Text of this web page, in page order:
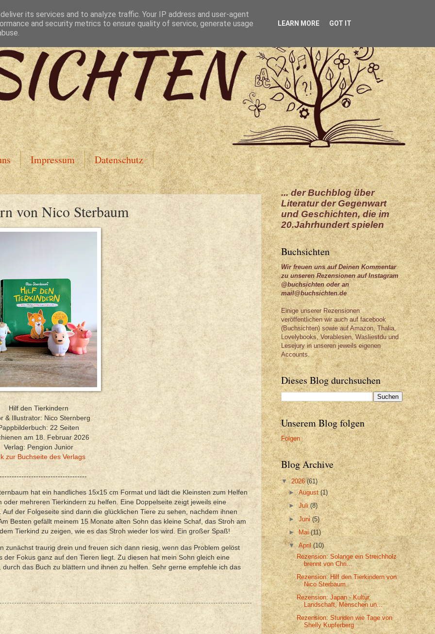
Impressum Datenschutz
von Nico Sterbaum
Hilf den Tierkindern
& Illustrator: Nico Sternberg
22 Seiten
am 18. Februar 2026
Verlag: Pengion Junior
zur Buchseite des Verlags
hat ein handliches 15x15 cm Format und lädt die Kleinsten zum Helfen
mehreren Tierkindern zu helfen. Eine Doppelseite zeigt jeweils eine
der Folgeseite sind dann die glücklichen Tiere zu sehen, nachdem ihnen
Besten gefällt meinem 15 Monate alten Sohn das kleine Schaf, das Stroh am
Tierkind zu zeigen, wie es das Stroh wieder los wird. Ein großer Spaß!
zunächst traurig drein und freuen sich dann riesig, wenn das Problem gelöst
Fokus ganz auf den Tieren liegt. Zu diesen hat mein Sohn gleich eine
das Buch zu blättern und ihnen zu helfen. Sehr gerne empfehle ich das
... der Buchblog über
Literatur der Gegenwart
und Geschichten, die im
20.Jahrhundert spielen
Buchsichten
Wir freuen uns auf Deinen Kommentar
zu unseren Rezensionen auf Instagram
@buchsichten oder an
mail@buchsichten.de
Einige unserer Rezensionen
veröffentlichen wir auch auf facebook
(Buchsichten) sowie auf Amazon, Thalia,
Lovelybooks, Vorablesen, Wasliestdu und
Lesejury in unseren jeweils eigenen
Accounts.
Dieses Blog durchsuchen
Unserem Blog folgen
Folgen
Blog Archive
▼2026(61)
►August(1)
►Juli(8)
►Juni(5)
►Mai(11)
▼April(10)
Rezension: Solange ein Streichholz
brennt von Chri...
Rezension: Hilf den Tierkindern von
Nico Sterbaum
Rezension: Japan - Kultur,
Landschaft, Menschen un...
Rezension: Stunden wie Tage von
Shelly Kupferberg
its services and to analyze traffic. Your IP address and user-agent
and security metrics to ensure quality of service, generate usage
LEARN MORE GOT IT